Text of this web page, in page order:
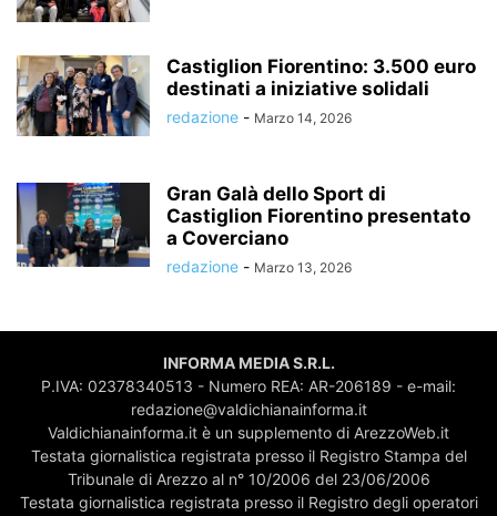
Castiglion Fiorentino: 3.500 euro
destinati a iniziative solidali
redazione - Marzo 14, 2026
Gran Galà dello Sport di
Castiglion Fiorentino presentato
a Coverciano
redazione - Marzo 13, 2026
INFORMA MEDIA S.R.L.
P.IVA: 02378340513 - Numero REA: AR-206189 - e-mail:
redazione@valdichianainforma.it
Valdichianainforma.it è un supplemento di ArezzoWeb.it
Testata giornalistica registrata presso il Registro Stampa del
Tribunale di Arezzo al n° 10/2006 del 23/06/2006
Testata giornalistica registrata presso il Registro degli operatori